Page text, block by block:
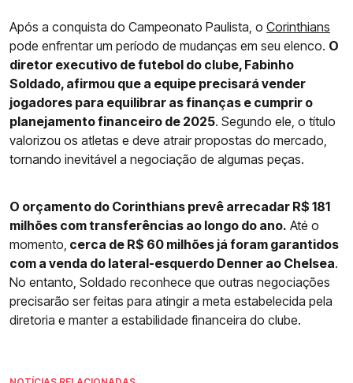
Após a conquista do Campeonato Paulista, o Corinthians
pode enfrentar um período de mudanças em seu elenco. O
diretor executivo de futebol do clube, Fabinho
Soldado, afirmou que a equipe precisará vender
jogadores para equilibrar as finanças e cumprir o
planejamento financeiro de 2025. Segundo ele, o título
valorizou os atletas e deve atrair propostas do mercado,
tornando inevitável a negociação de algumas peças.
O orçamento do Corinthians prevê arrecadar R$ 181
milhões com transferências ao longo do ano. Até o
momento, cerca de R$ 60 milhões já foram garantidos
com a venda do lateral-esquerdo Denner ao Chelsea.
No entanto, Soldado reconhece que outras negociações
precisarão ser feitas para atingir a meta estabelecida pela
diretoria e manter a estabilidade financeira do clube.